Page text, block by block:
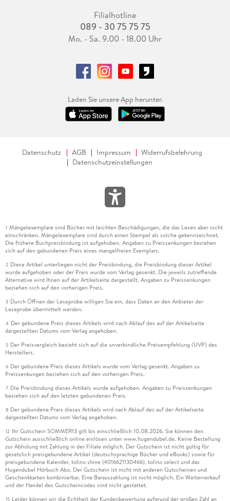
Filialhotline
089 - 30 75 75 75
Mo. - Sa. 9.00 - 18.00 Uhr
Laden Sie unsere App herunter.
Datenschutz AGB Impressum
Widerrufsbelehrung
Datenschutzeinstellungen
1 Mängelexemplare sind Bücher mit leichten Beschädigungen, die das Lesen aber nicht
einschränken. Mängelexemplare sind durch einen Stempel als solche gekennzeichnet.
Die frühere Buchpreisbindung ist aufgehoben. Angaben zu Preissenkungen beziehen
sich auf den gebundenen Preis eines mangelfreien Exemplars.
2 Diese Artikel unterliegen nicht der Preisbindung, die Preisbindung dieser Artikel
wurde aufgehoben oder der Preis wurde vom Verlag gesenkt. Die jeweils zutreffende
Alternative wird Ihnen auf der Artikelseite dargestellt. Angaben zu Preissenkungen
beziehen sich auf den vorherigen Preis.
3 Durch Öffnen der Leseprobe willigen Sie ein, dass Daten an den Anbieter der
Leseprobe übermittelt werden.
4 Der gebundene Preis dieses Artikels wird nach Ablauf des auf der Artikelseite
dargestellten Datums vom Verlag angehoben.
5 Der Preisvergleich bezieht sich auf die unverbindliche Preisempfehlung (UVP) des
Herstellers.
6 Der gebundene Preis dieses Artikels wurde vom Verlag gesenkt. Angaben zu
Preissenkungen beziehen sich auf den vorherigen Preis.
7 Die Preisbindung dieses Artikels wurde aufgehoben. Angaben zu Preissenkungen
beziehen sich auf den letzten gebundenen Preis.
8 Der gebundene Preis dieses Artikels wird nach Ablauf des auf der Artikelseite
dargestellten Datums vom Verlag angehoben.
12 Ihr Gutschein SOMMER13 gilt bis einschließlich 10.08.2026. Sie können den
Gutschein ausschließlich online einlösen unter www.hugendubel.de. Keine Bestellung
zur Abholung mit Zahlung in der Filiale möglich. Der Gutschein ist nicht gültig für
gesetzlich preisgebundene Artikel (deutschsprachige Bücher und eBooks) sowie für
preisgebundene Kalender, tolino shine (4016621130466), tolino select und das
Hugendubel Hörbuch Abo. Der Gutschein ist nicht mit anderen Gutscheinen und
Geschenkkarten kombinierbar. Eine Barauszahlung ist nicht möglich. Ein Weiterverkauf
und der Handel des Gutscheincodes sind nicht gestattet.
15 Leider können wir die Echtheit der Kundenbewertung aufgrund der großen Zahl an